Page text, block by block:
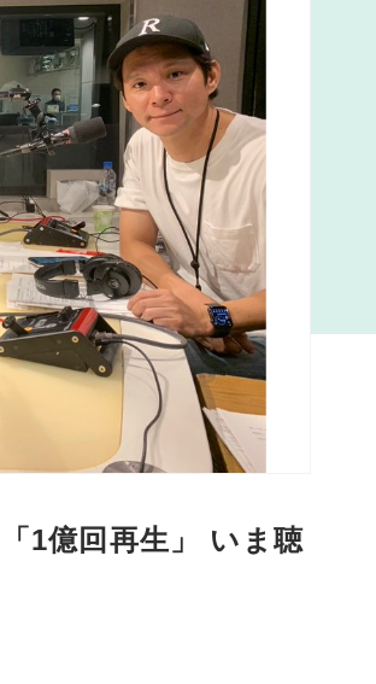
ライフスタイル
食、健康、美容…暮らし豊かに
社会
国内、海外の気になるトピック
1億回再生」 いま聴